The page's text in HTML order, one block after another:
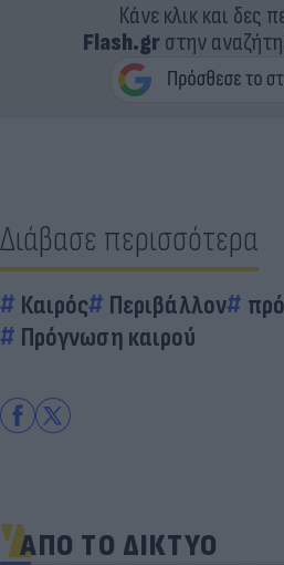
Κάνε κλικ και δες
Flash.grστην
Διάβασε περισσότερα
Καιρός Περιβάλλον
Πρόγνωση καιρού
ΑΠΟ ΤΟ ΔΙΚΤΥΟ